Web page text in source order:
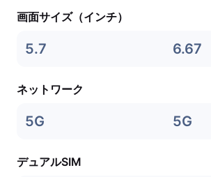
画面サイズ（インチ）
5.7 6.67
ネットワーク
5G 5G
デュアルSIM